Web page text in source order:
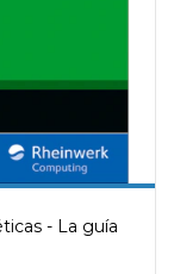
- La guía